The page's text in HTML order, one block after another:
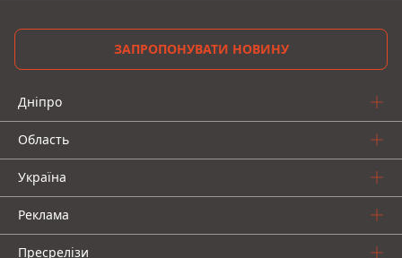
ЗАПРОПОНУВАТИ НОВИНУ
Дніпро
Область
Україна
Реклама
Пресрелізи